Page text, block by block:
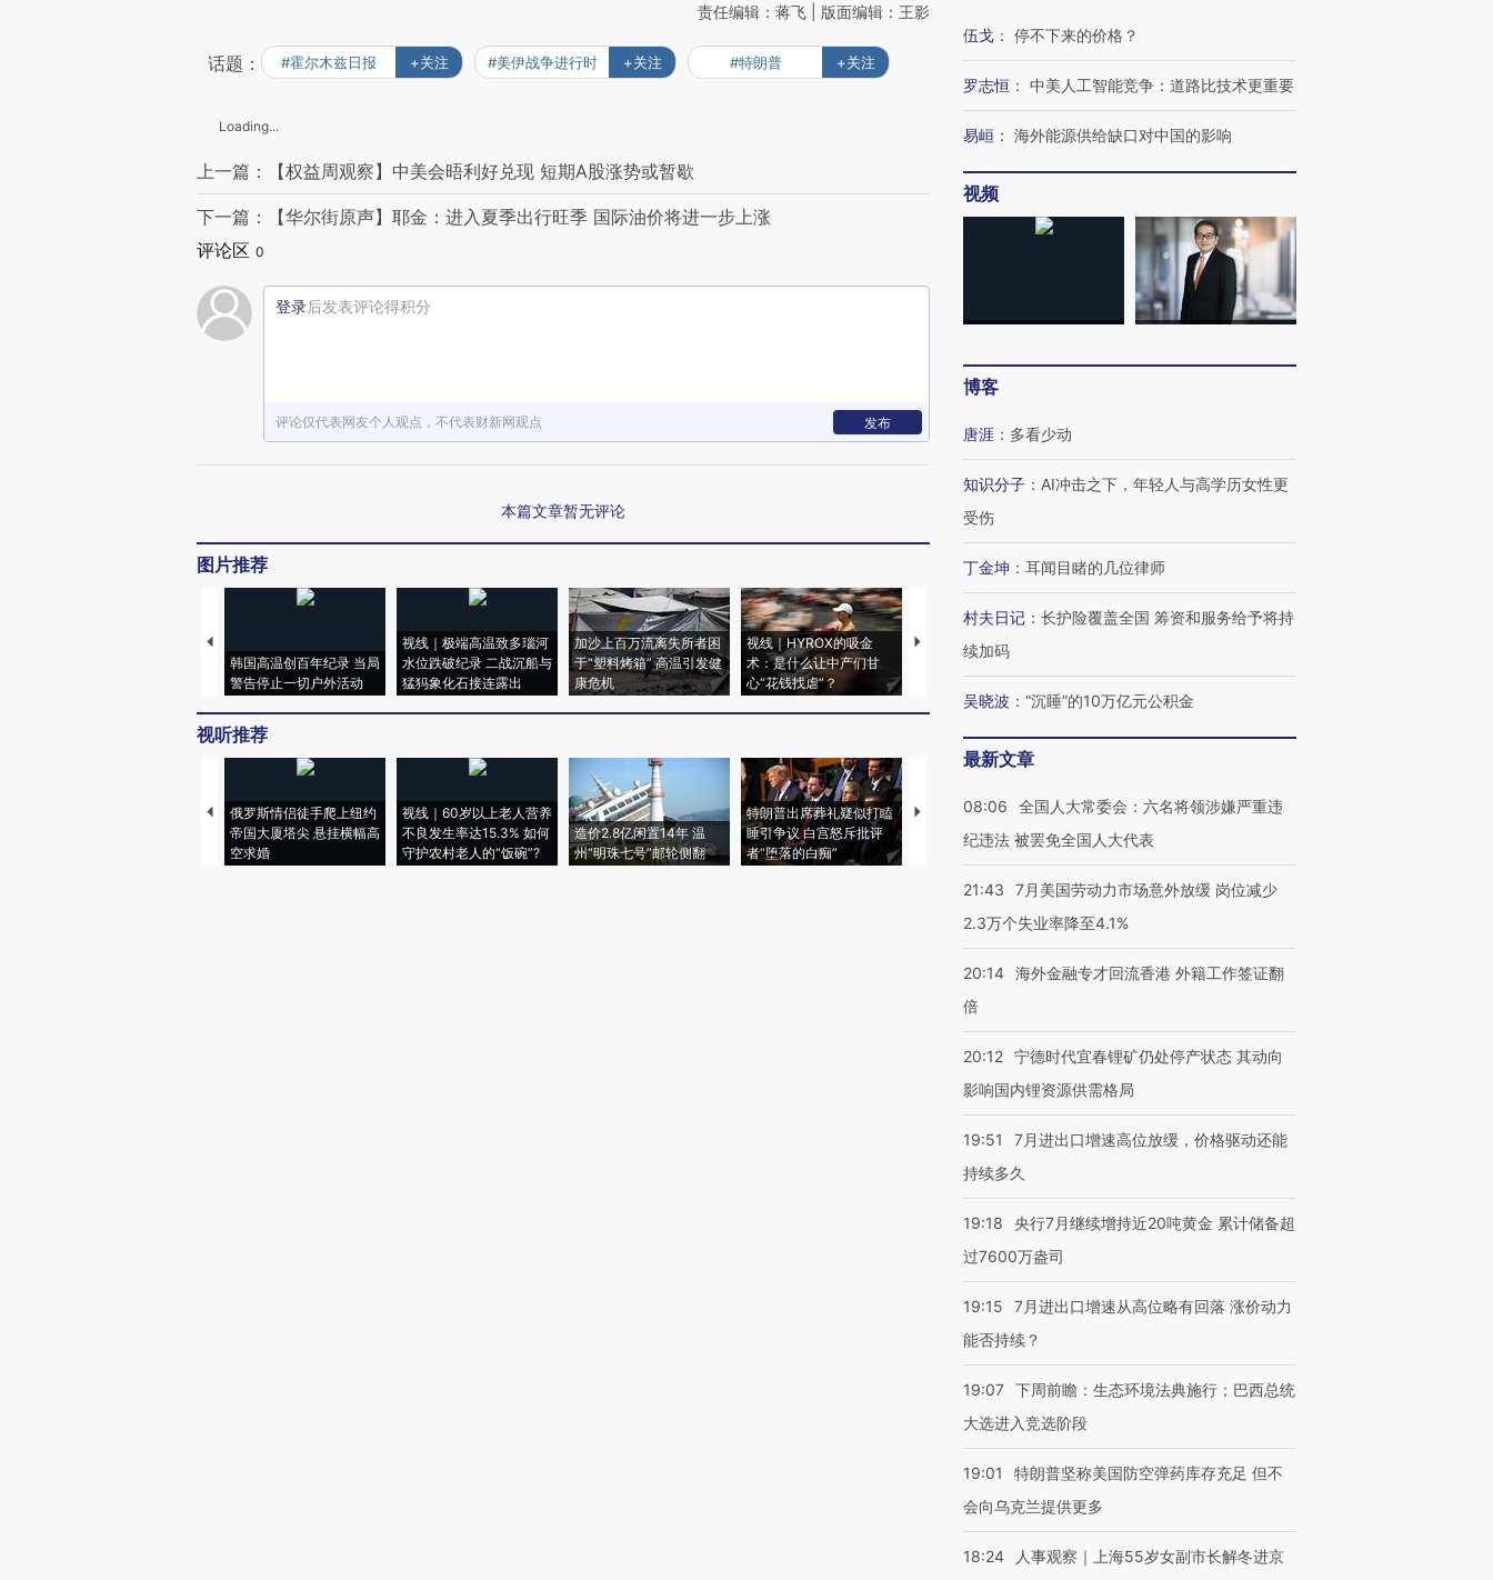
责任编辑：蒋飞 | 版面编辑：王影
话题： #霍尔木兹日报 +关注 #美伊战争进行时 +关注 #特朗普 +关注
Loading...
上一篇：【权益周观察】中美会晤利好兑现 短期A股涨势或暂歇
下一篇：【华尔街原声】耶金：进入夏季出行旺季 国际油价将进一步上涨
评论区 0
登录后发表评论得积分
评论仅代表网友个人观点，不代表财新网观点 发布
本篇文章暂无评论
图片推荐
韩国高温创百年纪录 当局
警告停止一切户外活动
视线｜极端高温致多瑙河
水位跌破纪录 二战沉船与
猛犸象化石接连露出
加沙上百万流离失所者困
于“塑料烤箱” 高温引发健
康危机
视线｜HYROX的吸金
术：是什么让中产们甘
心“花钱找虐”？
马航飞行员跨国走私7万
粒摇头丸 尿检体内含3种
视听推荐
俄罗斯情侣徒手爬上纽约
帝国大厦塔尖 悬挂横幅高
空求婚
视线｜60岁以上老人营养
不良发生率达15.3% 如何
守护农村老人的“饭碗”?
造价2.8亿闲置14年 温
州“明珠七号”邮轮侧翻
特朗普出席葬礼疑似打瞌
睡引争议 白宫怒斥批评
者“堕落的白痴”
韩国高温创百年纪录 当局
警告停止一切户外活动
视线｜全球最热百城独占
97个 印度如何熬过48°C
的夏天
伍戈 ： 停不下来的价格？
罗志恒 ： 中美人工智能竞争：道路比技术更重要
易峘 ： 海外能源供给缺口对中国的影响
视频
博客
唐涯 ： 多看少动
知识分子 ： AI冲击之下，年轻人与高学历女性更
受伤
丁金坤 ： 耳闻目睹的几位律师
村夫日记 ： 长护险覆盖全国 筹资和服务给予将持
续加码
吴晓波 ： “沉睡”的10万亿元公积金
最新文章
08:06
全国人大常委会：六名将领涉嫌严重违
纪违法 被罢免全国人大代表
21:43
7月美国劳动力市场意外放缓 岗位减少
2.3万个失业率降至4.1%
20:14 海外金融专才回流香港 外籍工作签证翻
倍
20:12 宁德时代宜春锂矿仍处停产状态 其动向
影响国内锂资源供需格局
19:51
7月进出口增速高位放缓，价格驱动还能
持续多久
19:18
央行7月继续增持近20吨黄金 累计储备超
过7600万盎司
19:15
7月进出口增速从高位略有回落 涨价动力
能否持续？
19:07 下周前瞻：生态环境法典施行；巴西总统
大选进入竞选阶段
19:01
特朗普坚称美国防空弹药库存充足 但不
会向乌克兰提供更多
18:24 人事观察｜上海55岁女副市长解冬进京